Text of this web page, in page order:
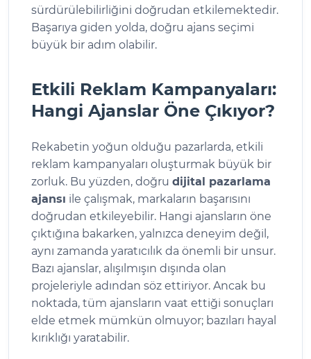
sürdürülebilirliğini doğrudan etkilemektedir.
Başarıya giden yolda, doğru ajans seçimi
büyük bir adım olabilir.
Etkili Reklam Kampanyaları:
Hangi Ajanslar Öne Çıkıyor?
Rekabetin yoğun olduğu pazarlarda, etkili
reklam kampanyaları oluşturmak büyük bir
zorluk. Bu yüzden, doğru dijital pazarlama
ajansı ile çalışmak, markaların başarısını
doğrudan etkileyebilir. Hangi ajansların öne
çıktığına bakarken, yalnızca deneyim değil,
aynı zamanda yaratıcılık da önemli bir unsur.
Bazı ajanslar, alışılmışın dışında olan
projeleriyle adından söz ettiriyor. Ancak bu
noktada, tüm ajansların vaat ettiği sonuçları
elde etmek mümkün olmuyor; bazıları hayal
kırıklığı yaratabilir.